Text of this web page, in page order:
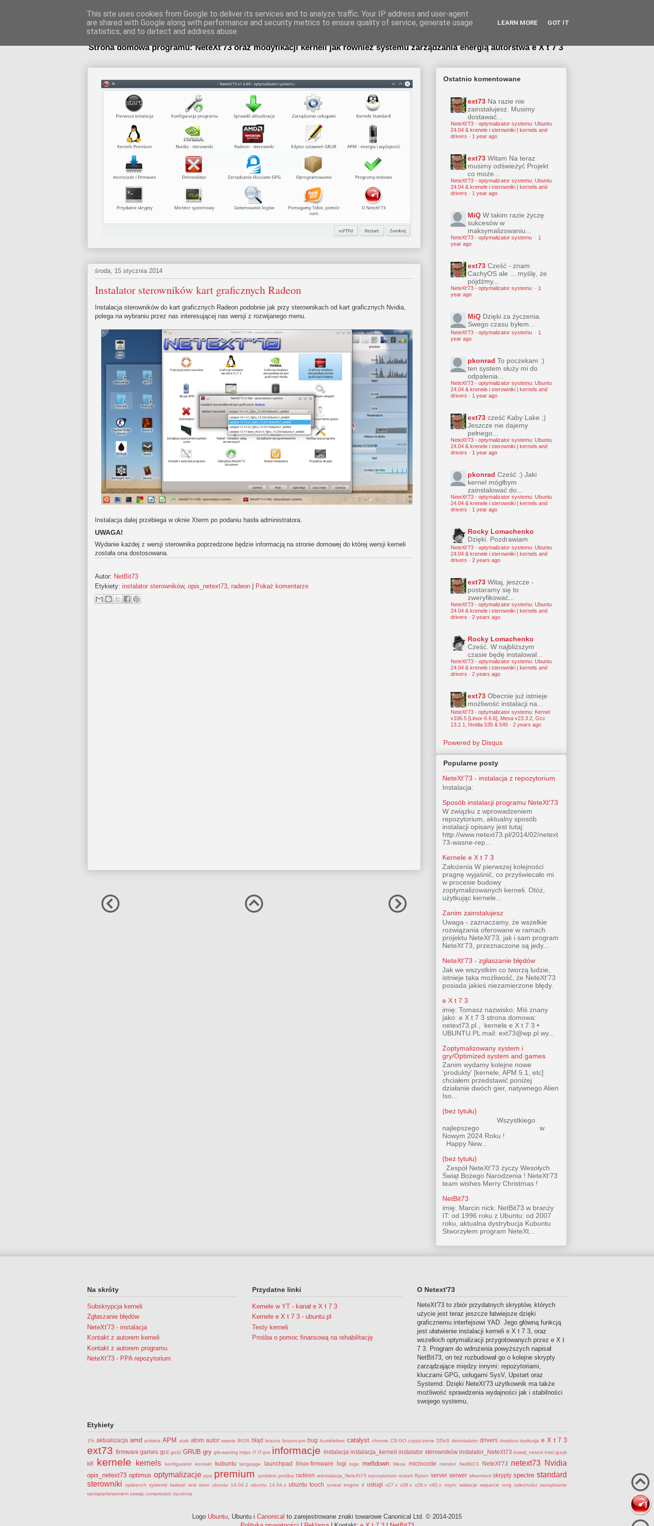
NeteXt'73 - optymalizator systemu
Strona domowa programu: NeteXt'73 oraz modyfikacji kerneli jak również systemu zarządzania energią autorstwa e X t 7 3
środa, 15 stycznia 2014
Instalator sterowników kart graficznych Radeon
Instalacja sterowników do kart graficznych Radeon podobnie jak przy sterownikach od kart graficznych Nvidia,
polega na wybraniu przez nas interesującej nas wersji z rozwijanego menu.
Instalacja dalej przebiega w oknie Xterm po podaniu hasła administratora.
UWAGA!
Wydanie każdej z wersji sterownika poprzedzone będzie informacją na stronie domowej do której wersji kerneli
została ona dostosowana.
Autor: NetBit73
Etykiety: instalator sterowników, opis_netext73 radeon Pokaż komentarze
Ostatnio komentowane
ext73 Na razie nie
zainstalujesz. Musimy
dostawać...
NeteXt'73 - optymalizator systemu: Ubuntu
24.04 & krenele i sterowniki | kernels and
drivers · 1 year ago
ext73 Witam Na teraz
musimy odświeżyć Projekt
co może...
NeteXt'73 - optymalizator systemu: Ubuntu
24.04 & krenele i sterowniki | kernels and
drivers · 1 year ago
MiQ W takim razie życzę
sukcesów w
maksymalizowaniu...
NeteXt'73 - optymalizator systemu · 1
year ago
ext73 Cześć - znam
CachyOS ale ... myślę, że
pójdźmy...
NeteXt'73 - optymalizator systemu · 1
year ago
MiQ Dzięki za życzenia.
Swego czasu byłem...
NeteXt'73 - optymalizator systemu · 1
year ago
pkonrad To poczekam :)
ten system służy mi do
odpalenia...
NeteXt'73 - optymalizator systemu: Ubuntu
24.04 & krenele i sterowniki | kernels and
drivers · 1 year ago
ext73 cześć Kaby Lake ;)
Jeszcze nie dajemy
pełnego...
NeteXt'73 - optymalizator systemu: Ubuntu
24.04 & krenele i sterowniki | kernels and
drivers · 1 year ago
pkonrad Cześć :) Jaki
kernel mógłbym
zainstalować do...
NeteXt'73 - optymalizator systemu: Ubuntu
24.04 & krenele i sterowniki | kernels and
drivers · 1 year ago
Rocky Lomachenko
Dzięki. Pozdrawiam
NeteXt'73 - optymalizator systemu: Ubuntu
24.04 & krenele i sterowniki | kernels and
drivers · 2 years ago
ext73 Witaj, jeszcze -
postaramy się to
zweryfikować...
NeteXt'73 - optymalizator systemu: Ubuntu
24.04 & krenele i sterowniki | kernels and
drivers · 2 years ago
Rocky Lomachenko
Cześć. W najbliższym
czasie będę instalował...
NeteXt'73 - optymalizator systemu: Ubuntu
24.04 & krenele i sterowniki | kernels and
drivers · 2 years ago
ext73 Obecnie już istnieje
możliwość instalacji na...
NeteXt'73 - optymalizator systemu: Kernel
v106.5 [Linux-6.6.6], Mesa v23.3.2, Gcc
13.2.1, Nvidia 535 & 545 · 2 years ago
Powered by Disqus
Popularne posty
NeteXt'73 - instalacja z repozytorium
Instalacja:
Sposób instalacji programu NeteXt'73
W związku z wprowadzeniem
repozytorium, aktualny sposób
instalacji opisany jest tutaj:
http://www.netext73.pl/2014/02/netext
73-wasne-rep...
Kernele e X t 7 3
Założenia W pierwszej kolejności
pragnę wyjaśnić, co przyświecało mi
w procesie budowy
zoptymalizowanych kerneli. Otóż,
użytkując kernele...
Zanim zainstalujesz
Uwaga - zaznaczamy, że wszelkie
rozwiązania oferowane w ramach
projektu NeteXt'73, jak i sam program
NeteXt'73, przeznaczone są jedy...
NeteXt'73 - zgłaszanie błędów
Jak we wszystkim co tworzą ludzie,
istnieje taka możliwość, że NeteXt'73
posiada jakieś niezamierzone błędy.
e X t 7 3
imię: Tomasz nazwisko: Miś znany
jako: e X t 7 3 strona domowa:
netext73.pl , kernele e X t 7 3 •
UBUNTU.PL mail: ext73@wp.pl wy...
Zoptymalizowany system i
gry/Optimized system and games
Zanim wydamy kolejne nowe
'produkty' [kernele, APM 5.1, etc]
chciałem przedstawić poniżej
działanie dwóch gier, natywnego Alien
Iso...
(bez tytułu)
Wszystkiego
najlepszego w
Nowym 2024 Roku !
Happy New...
(bez tytułu)
Zespół NeteXt'73 życzy Wesołych
Świąt Bożego Narodzenia ! NeteXt'73
team wishes Merry Christmas !
NetBit73
imię: Marcin nick: NetBit73 w branży
IT: od 1996 roku z Ubuntu: od 2007
roku, aktualna dystrybucja Kubuntu
Stworzyłem program NeteXt...
Na skróty
Subskrypcja kerneli
Zgłaszanie błędów
NeteXt'73 - instalacja
Kontakt z autorem kerneli
Kontakt z autorem programu
NeteXt'73 - PPA repozytorium
Przydatne linki
Kernele w YT - kanał e X t 7 3
Kernele e X t 7 3 - ubuntu.pl
Testy kerneli
Prośba o pomoc finansową na rehabilitację
O Netext'73
NeteXt'73 to zbiór przydatnych skryptów, których
użycie jest teraz jeszcze łatwiejsze dzięki
graficznemu interfejsowi YAD. Jego główną funkcją
jest ułatwienie instalacji kerneli e X t 7 3, oraz
wszelkich optymalizacji przygotowanych przez e X t
7 3. Program do wdrożenia powyższych napisał
NetBit73, on też rozbudował go o kolejne skrypty
zarządzające między innymi: repozytoriami,
kluczami GPG, usługami SysV, Upstart oraz
Systemd. Dzięki NeteXt'73 użytkownik ma także
możliwość sprawdzenia wydajności jak i stabilności
swojego systemu,
Etykiety
1% aktualizacja amd ankieta APM atak atom autor awaria BIOS błąd brazos brazos-pro bug bumblebee catalyst chrome CS:GO czyszczenie DDoS deinstalator drivers dropbox dyskusja e X t 7 3
ext73 firmware games gcc gość GRUB gry gtk-warring https i7 i7-pro informacje instalacja instalacja_kerneli instalator sterowników instalator_NeteXt73 install_netext Intel język
k8 kernele kernels konfigurator kontakt kubuntu language launchpad linux-firmware logi logo meltdown Mesa microcode monitor NetBit73 NeteXt'73 netext73 Nvidia
opis_netext73 optimus optymalizacje ppa premium problem prośba radeon reinstalacja_NeteXt73 repozytorium restart Ryzen server serwer silvermont skrypty spectre standard
sterowniki
sysbench systemd tasksel test tizen ubuntu 14.04.2 ubuntu 14.04.x ubuntu touch unreal engine 4 usługi v27.x v28.x v29.x v40.x vsync wakacje wsparcie xorg zależności zarządzanie
oprogramowaniem zswap.compressor życzenia
Logo Ubuntu, Ubuntu i Canonical to zarejestrowane znaki towarowe Canonical Ltd. © 2014-2015
This site uses cookies from Google to deliver its services and to analyze traffic. Your IP address and user-agent
are shared with Google along with performance and security metrics to ensure quality of service, generate usage
statistics, and to detect and address abuse.
LEARN MORE GOT IT